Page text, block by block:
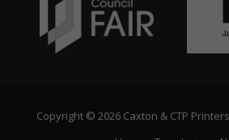
Copyright © 2026 Caxton & CTP